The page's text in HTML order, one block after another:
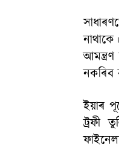
নকৰিব
ইয়াৰ
ট্ৰফী